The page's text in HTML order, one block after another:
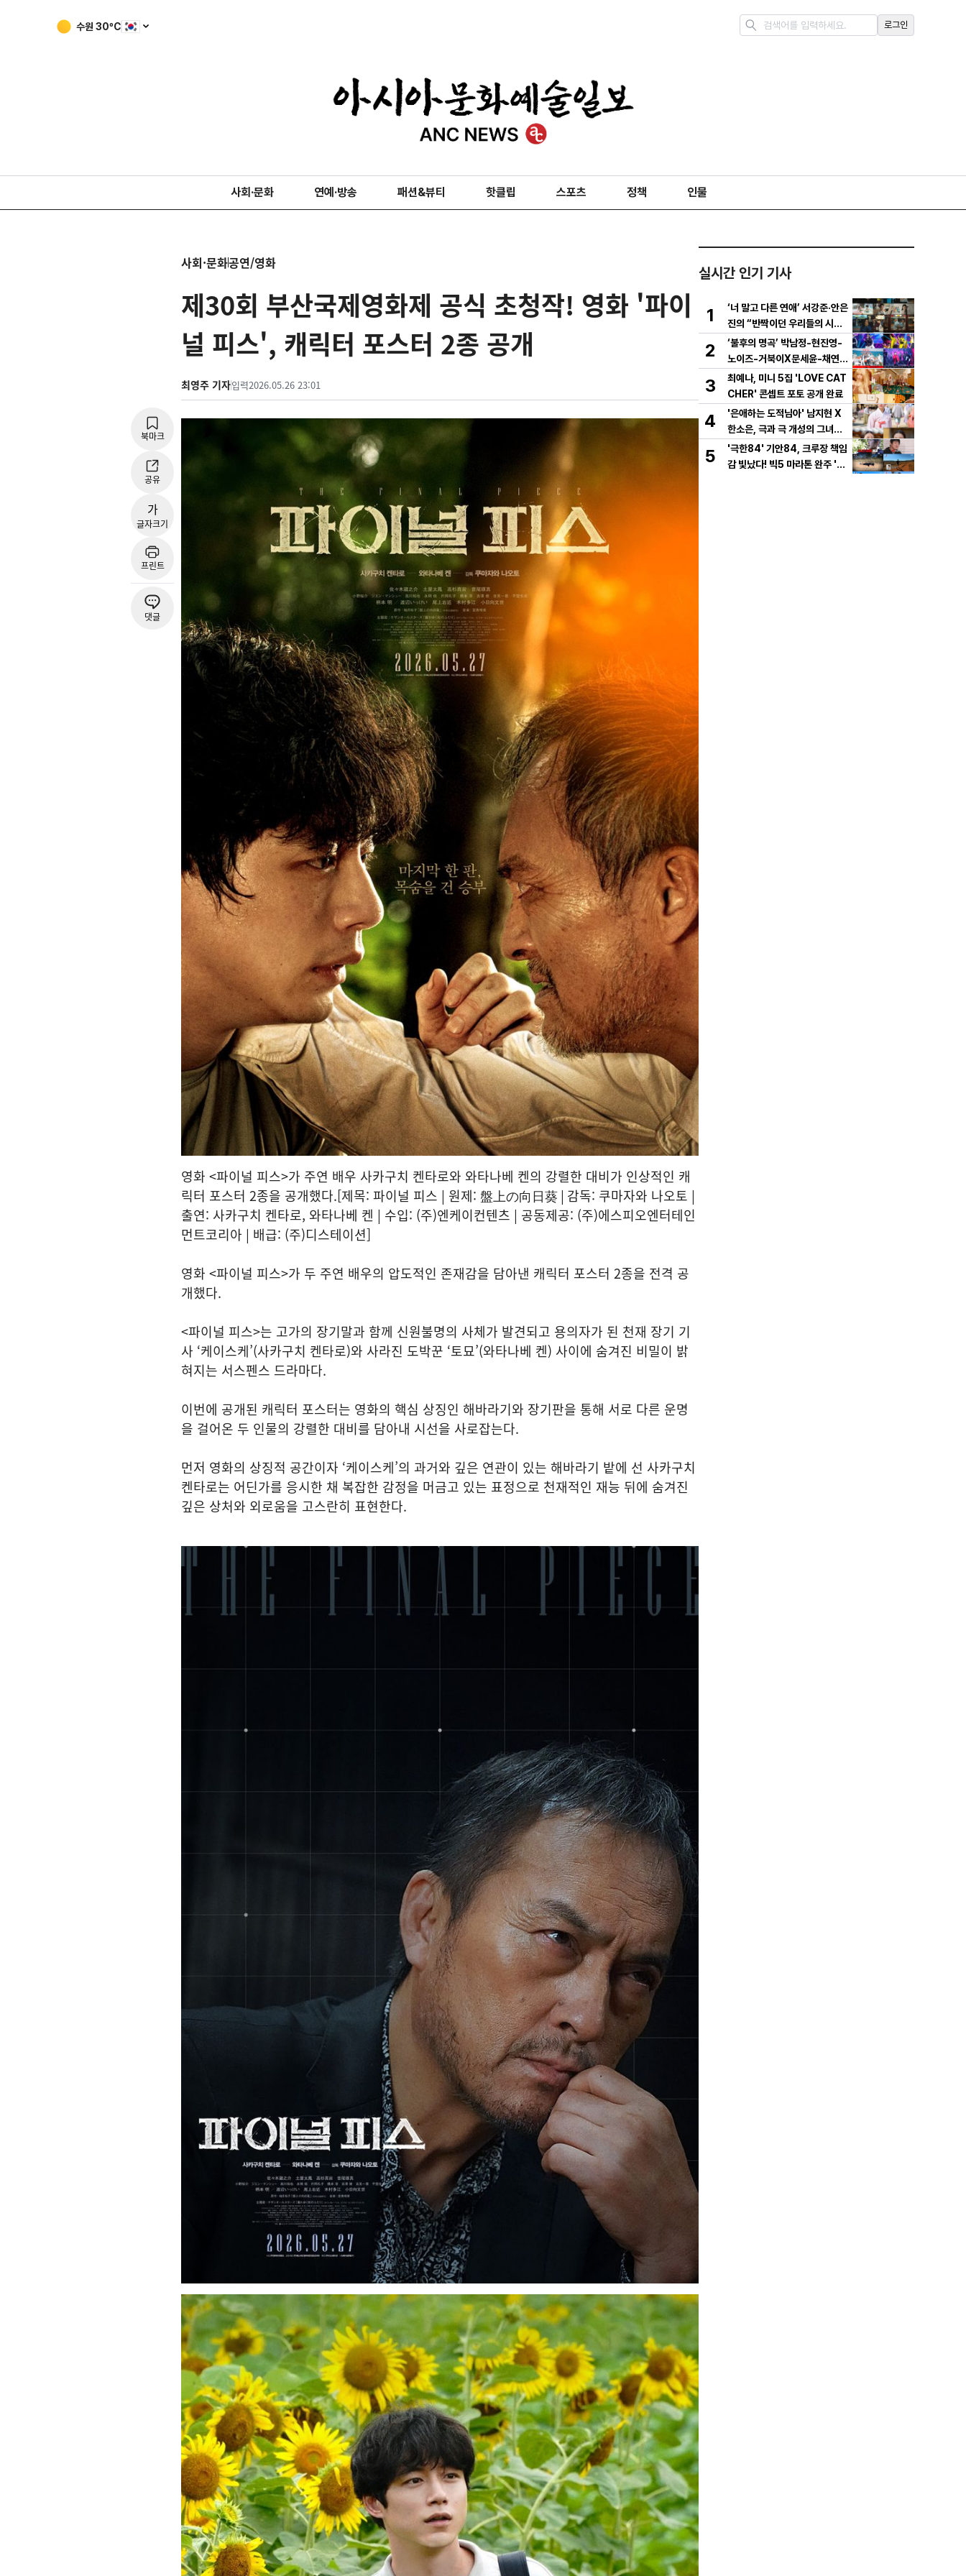
수원 30ºC 로그인
사회·문화 연예·방송 패션&뷰티 핫클립 스포츠 정책 인물
사회·문화공연/영화
제30회 부산국제영화제 공식 초청작! 영화 '파이
널 피스', 캐릭터 포스터 2종 공개
최영주 기자입력2026.05.26 23:01
북마크
공유
가
글자크기
프린트
댓글
영화 <파이널 피스>가 주연 배우 사카구치 켄타로와 와타나베 켄의 강렬한 대비가 인상적인 캐
릭터 포스터 2종을 공개했다.[제목: 파이널 피스 | 원제: 盤上の向日葵 | 감독: 쿠마자와 나오토 |
출연: 사카구치 켄타로, 와타나베 켄 | 수입: (주)엔케이컨텐츠 | 공동제공: (주)에스피오엔터테인
먼트코리아 | 배급: (주)디스테이션]
영화 <파이널 피스>가 두 주연 배우의 압도적인 존재감을 담아낸 캐릭터 포스터 2종을 전격 공
개했다.
<파이널 피스>는 고가의 장기말과 함께 신원불명의 사체가 발견되고 용의자가 된 천재 장기 기
사 ‘케이스케’(사카구치 켄타로)와 사라진 도박꾼 ‘토묘’(와타나베 켄) 사이에 숨겨진 비밀이 밝
혀지는 서스펜스 드라마다.
이번에 공개된 캐릭터 포스터는 영화의 핵심 상징인 해바라기와 장기판을 통해 서로 다른 운명
을 걸어온 두 인물의 강렬한 대비를 담아내 시선을 사로잡는다.
먼저 영화의 상징적 공간이자 ‘케이스케’의 과거와 깊은 연관이 있는 해바라기 밭에 선 사카구치
켄타로는 어딘가를 응시한 채 복잡한 감정을 머금고 있는 표정으로 천재적인 재능 뒤에 숨겨진
깊은 상처와 외로움을 고스란히 표현한다.
실시간 인기 기사
1
‘너 말고 다른 연애’ 서강준·안은
진의 “반짝이던 우리들의 시간”
10년 사랑 서사 드러났다! 1차
설렘 티저 영상 공개!
2
‘불후의 명곡’ 박남정-현진영-
노이즈-거북이X문세윤-채연,
이번엔 댄스 배틀이다! X세대
댄스 레전드 총출동! 댄스 본능
깨운다!
3
최예나, 미니 5집 'LOVE CAT
CHER' 콘셉트 포토 공개 완료
4
'은애하는 도적님아' 남지현 X
한소은, 극과 극 개성의 그녀들
이 온다! 시청자들의 연모를 부
를 두 여인의 활약은?
5
'극한84' 기안84, 크루장 책임
감 빛났다! 빅5 마라톤 완주 '인